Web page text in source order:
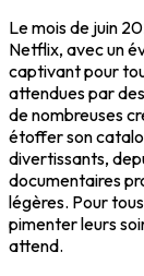
Le mois de juin
Netflix, avec un
captivant pour
attendues par
de nombreuses
étoffer son
divertissants,
documentaires
légères. Pour
pimenter leurs
attend.